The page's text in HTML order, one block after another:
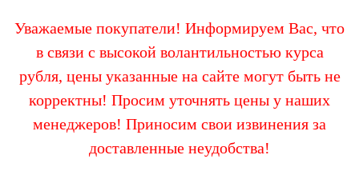
Уважаемые покупатели! Информируем Вас, что
в связи с высокой волантильностью курса
рубля, цены указанные на сайте могут быть не
корректны! Просим уточнять цены у наших
менеджеров! Приносим свои извинения за
доставленные неудобства!